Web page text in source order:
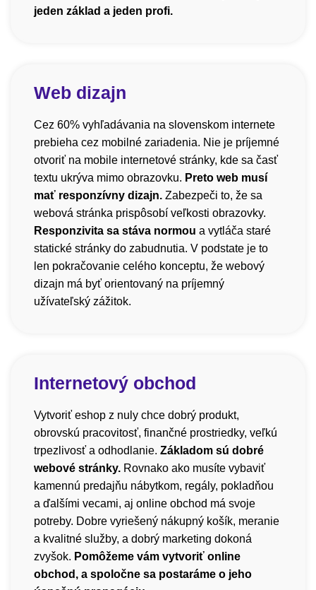
jeden základ a jeden profi.
Web dizajn
Cez 60% vyhľadávania na slovenskom internete
prebieha cez mobilné zariadenia. Nie je príjemné
otvoriť na mobile internetové stránky, kde sa časť
textu ukrýva mimo obrazovku. Preto web musí
mať responzívny dizajn. Zabezpeči to, že sa
webová stránka prispôsobí veľkosti obrazovky.
Responzivita sa stáva normou a vytláča staré
statické stránky do zabudnutia. V podstate je to
len pokračovanie celého konceptu, že webový
dizajn má byť orientovaný na príjemný
užívateľský zážitok.
Internetový obchod
Vytvoriť eshop z nuly chce dobrý produkt,
obrovskú pracovitosť, finančné prostriedky, veľkú
trpezlivosť a odhodlanie. Základom sú dobré
webové stránky. Rovnako ako musíte vybaviť
kamennú predajňu nábytkom, regály, pokladňou
a ďalšími vecami, aj online obchod má svoje
potreby. Dobre vyriešený nákupný košík, meranie
a kvalitné služby, a dobrý marketing dokoná
zvyšok. Pomôžeme vám vytvoriť online
obchod, a spoločne sa postaráme o jeho